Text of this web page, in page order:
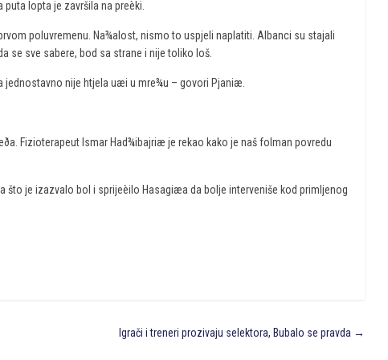
lopta je završila na preèki.
poluvremenu. Na¾alost, nismo to uspjeli naplatiti. Albanci su stajali
se sve sabere, bod sa strane i nije toliko loš.
nije htjela uæi u mre¾u – govori Pjaniæ.
Fizioterapeut Ismar Had¾ibajriæ je rekao kako je naš folman povredu
što je izazvalo bol i sprijeèilo Hasagiæa da bolje interveniše kod primljenog
Igrači i treneri prozivaju selektora, Bubalo se pravda →